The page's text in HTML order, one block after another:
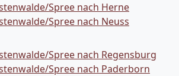
Spree nach Herne
Spree nach Neuss
Spree nach Regensburg
Spree nach Paderborn